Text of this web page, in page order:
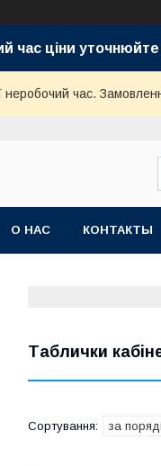
час ціни
неробочий час.
О НАС КОНТАКТЫ
Таблички